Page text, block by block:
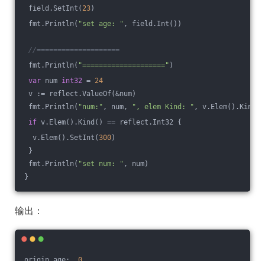
field.SetInt( 23)
fmt.Println( "set age: " , field.Int())
//====================
fmt.Println( "====================" )
var num int32 = 24
v := reflect.ValueOf(&num)
fmt.Println( "num:" , num, ", elem Kind: " ,
if v.Elem().Kind() == reflect.Int32 {
v.Elem().SetInt(300)
}
fmt.Println( "set num: " , num)
}
输出：